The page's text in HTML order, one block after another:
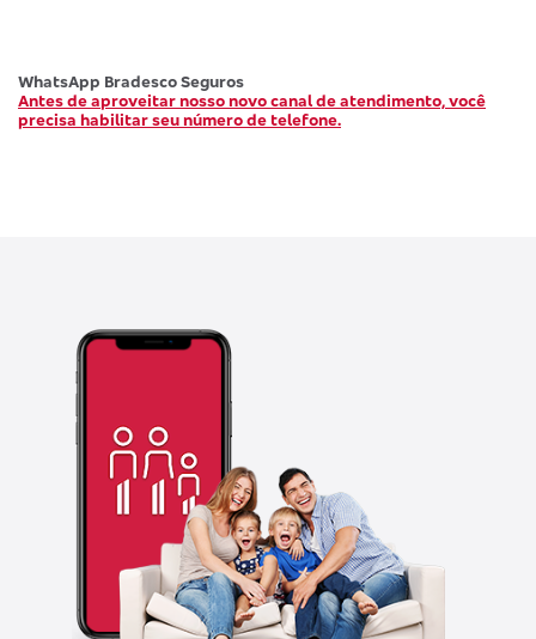
WhatsApp Bradesco Seguros
Antes de aproveitar nosso novo canal de atendimento, você
precisa habilitar seu número de telefone.